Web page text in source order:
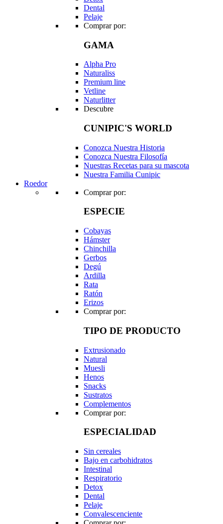
Dental
Pelaje
Comprar por:
GAMA
Alpha Pro
Naturaliss
Premium line
Vetline
Naturlitter
Descubre
CUNIPIC'S WORLD
Conozca Nuestra Historia
Conozca Nuestra Filosofía
Nuestras Recetas para su mascota
Nuestra Familia Cunipic
Roedor
Comprar por:
ESPECIE
Cobayas
Hámster
Chinchilla
Gerbos
Degú
Ardilla
Rata
Ratón
Erizos
Comprar por:
TIPO DE PRODUCTO
Extrusionado
Natural
Muesli
Henos
Snacks
Sustratos
Complementos
Comprar por:
ESPECIALIDAD
Sin cereales
Bajo en carbohidratos
Intestinal
Respiratorio
Detox
Dental
Pelaje
Convalescenciente